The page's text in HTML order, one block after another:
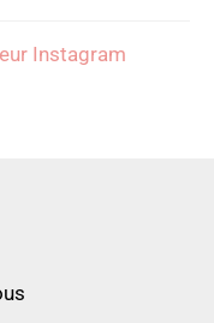
Instagram